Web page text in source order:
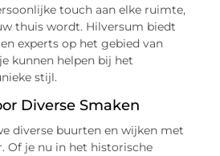
touch aan elke ruimte,
thuis wordt. Hilversum biedt
experts op het gebied van
kunnen helpen bij het
stijl.
Diverse Smaken
diverse buurten en wijken met
Of je nu in het historische